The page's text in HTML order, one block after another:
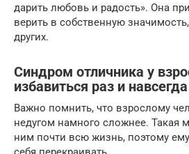
дарить любовь и радость». Она
верить в собственную
других.
Синдром отличника у
избавиться раз и навсегда
Важно помнить, что взрослому
недугом намного сложнее. Такая
ним почти всю жизнь, поэтому